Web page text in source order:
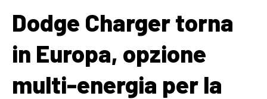
Dodge Charger torna
in Europa, opzione
multi-energia per la